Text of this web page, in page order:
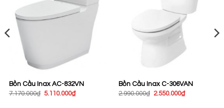
Bồn Cầu Inax AC-832VN
7.170.000₫ Giá
5.110.000₫Giá
Bồn Cầu Inax C-306VAN
2.990.000₫ Giá
2.550.000₫Giá